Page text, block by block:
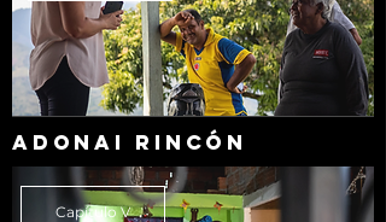
ADONAI RINCÓN
Capítulo V